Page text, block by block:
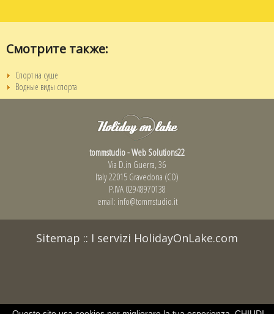
Смотрите также:
Спорт на суше
Водные виды спорта
tommstudio - Web Solutions22
Via D.in Guerra, 36
Italy 22015 Gravedona (CO)
P.IVA 02948970138
email: info@tommstudio.it
Sitemap :: I servizi HolidayOnLake.com